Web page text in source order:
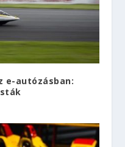
e-autózásban: